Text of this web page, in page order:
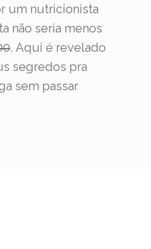
um nutricionista
não seria menos
. Aqui é revelado
segredos pra
sem passar